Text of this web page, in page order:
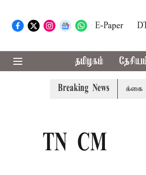
E-Paper
தமிழகம்
Breaking News
கன மழை எச்சரிக்கை
TN CM